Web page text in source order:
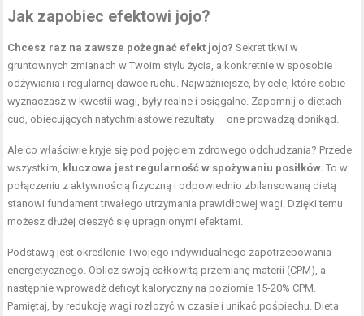
Jak zapobiec efektowi jojo?
Chcesz raz na zawsze pożegnać efekt jojo? Sekret tkwi w
gruntownych zmianach w Twoim stylu życia, a konkretnie w sposobie
odżywiania i regularnej dawce ruchu. Najważniejsze, by cele, które sobie
wyznaczasz w kwestii wagi, były realne i osiągalne. Zapomnij o dietach
cud, obiecujących natychmiastowe rezultaty – one prowadzą donikąd.
Ale co właściwie kryje się pod pojęciem zdrowego odchudzania? Przede
wszystkim,
kluczowa jest regularność w spożywaniu posiłków. To w
połączeniu z aktywnością fizyczną i odpowiednio zbilansowaną dietą
stanowi fundament trwałego utrzymania prawidłowej wagi. Dzięki temu
możesz dłużej cieszyć się upragnionymi efektami.
Podstawą jest określenie Twojego indywidualnego zapotrzebowania
energetycznego. Oblicz swoją całkowitą przemianę materii (CPM), a
następnie wprowadź deficyt kaloryczny na poziomie 15-20% CPM.
Pamiętaj, by redukcję wagi rozłożyć w czasie i unikać pośpiechu. Dieta